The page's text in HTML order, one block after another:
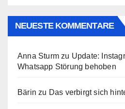
NEUESTE KOMMENTARE
Anna Sturm zu Update:
Whatsapp Störung behoben
Bärin zu Das verbirgt sich